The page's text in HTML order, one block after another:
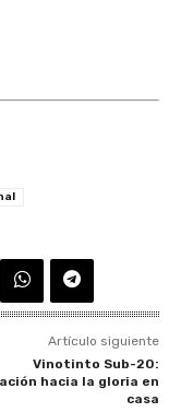
Artículo siguiente
Vinotinto Sub-20:
hacia la gloria en
casa